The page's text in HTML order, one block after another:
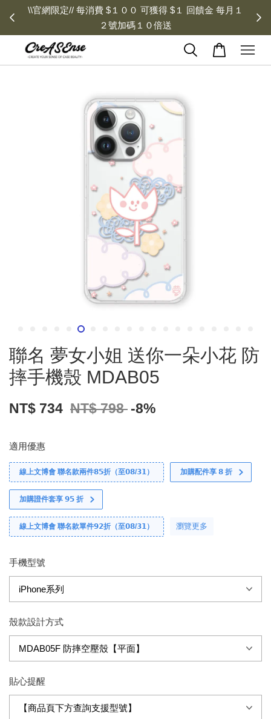
\\官網限定// 每消費 $１００ 可獲得 $１ 回饋金 每月１
２號加碼１０倍送
聯名 夢女小姐 送你一朵小花 防
摔手機殼 MDAB05
NT$ 734 NT$ 798 -8%
適用優惠
線上文博會 聯名款兩件𝟴𝟱折（至𝟬𝟴/𝟯𝟭） 加購配件享 𝟴 折
加購證件套享 𝟵𝟱 折
線上文博會 聯名款單件𝟵𝟮折（至𝟬𝟴/𝟯𝟭） 瀏覽更多
手機型號
殼款設計方式
貼心提醒